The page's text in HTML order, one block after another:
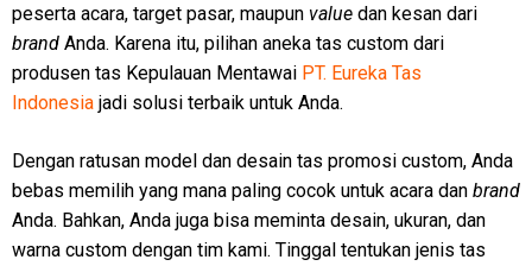
peserta acara, target pasar, maupun value dan kesan dari
brand Anda. Karena itu, pilihan aneka tas custom dari
produsen tas Kepulauan Mentawai PT. Eureka Tas
Indonesia jadi solusi terbaik untuk Anda.
Dengan ratusan model dan desain tas promosi custom, Anda
bebas memilih yang mana paling cocok untuk acara dan brand
Anda. Bahkan, Anda juga bisa meminta desain, ukuran, dan
warna custom dengan tim kami. Tinggal tentukan jenis tas